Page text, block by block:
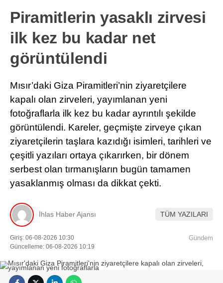
Piramitlerin yasaklı zirvesi
ilk kez bu kadar net
görüntülendi
Mısır’daki Giza Piramitleri’nin ziyaretçilere
kapalı olan zirveleri, yayımlanan yeni
fotoğraflarla ilk kez bu kadar ayrıntılı şekilde
görüntülendi. Kareler, geçmişte zirveye çıkan
ziyaretçilerin taşlara kazıdığı isimleri, tarihleri ve
çeşitli yazıları ortaya çıkarırken, bir dönem
serbest olan tırmanışların bugün tamamen
yasaklanmış olması da dikkat çekti.
İhlas Haber Ajansı TÜM YAZILARI
Giriş: 06-08-2026 10:30
Güncelleme: 06-08-2026 10:19
Gündem